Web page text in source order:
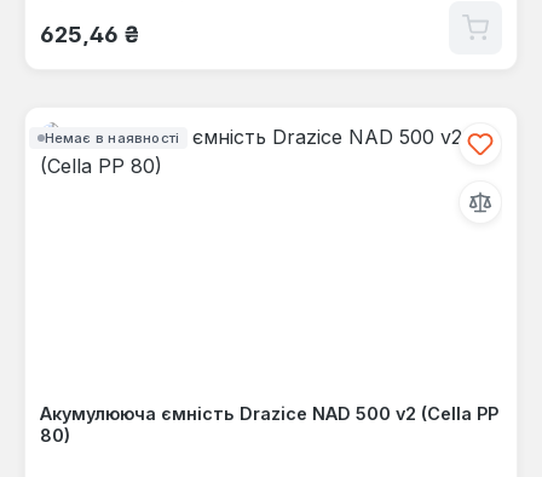
Звичайна ціна:
625,46 ₴
Немає в наявності
Акумулююча ємність Drazice NAD 500 v2 (Cella PP
80)